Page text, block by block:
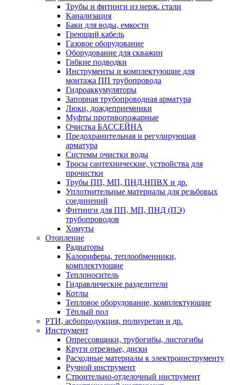
Трубы и фитинги из нерж. стали
Канализация
Баки для воды, емкости
Греющий кабель
Газовое оборудование
Оборудование для скважин
Гибкие подводки
Инструменты и комплектующие для
монтажа ПП трубопровода
Гидроаккумуляторы
Запорная трубопроводная арматура
Люки, дождеприемники
Муфты противопожарные
Очистка БАССЕЙНА
Предохранительная и регулирующая
арматура
Системы очистки воды
Тросы сантехнические, устройства для
прочистки
Трубы ПП, МП, ПНД,НПВХ и др.
Уплотнительные материалы для резьбовых
соединений
Фитинги для ПП, МП, ПНД (ПЭ)
трубопроводов
Хомуты
Отопление
Радиаторы
Калориферы, теплообменники,
комплектующие
Теплоноситель
Гидравлические разделители
Котлы
Тепловое оборудование, комплектующие
Тёплый пол
РТИ, асбопродукция, полиуретан и др.
Инструмент
Опрессовщики, трубогибы, листогибы
Круги отрезные, диски
Расходные материалы к электроинструменту
Ручной инструмент
Строительно-отделочный инструмент